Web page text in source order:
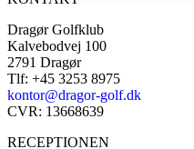
Dragør Golfklub
Kalvebodvej 100
2791 Dragør
Tlf: +45 3253 8975
kontor@dragor-golf.dk
CVR: 13668639
RECEPTIONEN